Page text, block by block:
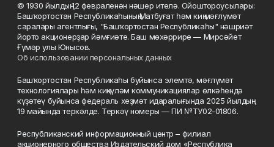
© 1930 йылдың 12 февраленән нәшер ителә. Ойоштороусылары:
Башҡортостан Республикаһының Матбуғат һәм киң мәғлүмәт
саралары агентлығы, "Башҡортостан Республикаһы" нәшриәт
йорто акционерҙар йәмғиәте. Баш мөхәррире — Мирсәйет
Ғүмәр улы Юнысов.
Об использовании персональных данных
Башҡортостан Республикаһы буйынса элемтә, мәғлүмәт
технологиялары һәм киңкүләм коммуникациялар өлкәһендә
күҙәтеү буйынса федераль хеҙмәт идаралығында 2025 йылдың
19 майында теркәлде. Теркәү номеры — ПИ №ТУ02-01806.
Республиканский информационный центр – филиал
акционерного общества Издательский дом «Республика